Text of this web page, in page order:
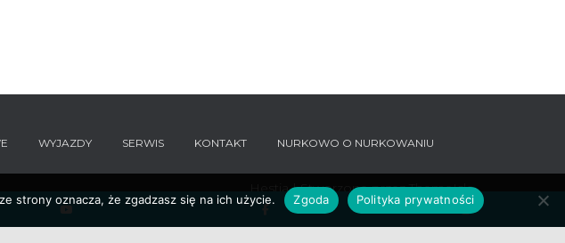
WYJAZDY SERWIS KONTAKT NURKOWO O NURKOWANIU
Hestia | Stworzone przezThemeIsle
YouTube Facebook Instagram
strony oznacza, że zgadzasz się na ich użycie. Zgoda Polityka prywatności